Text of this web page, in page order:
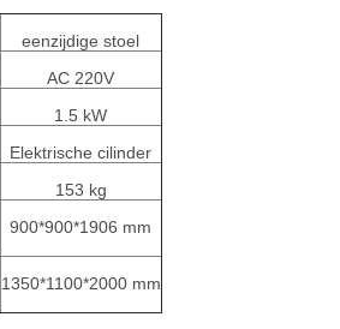
eenzijdige stoel
AC 220V
1.5 kW
Elektrische cilinder
153 kg
900*900*1906 mm
1350*1100*2000 mm